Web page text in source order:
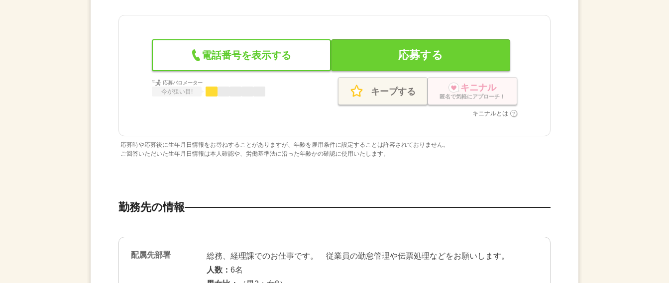
電話番号を表示する 応募する
応募バロメーター
今が狙い目! キープする キニナル
匿名で気軽にアプローチ！
キニナルとは
応募時や応募後に生年月日情報をお尋ねすることがありますが、年齢を雇用条件に設定することは許容されておりません。
ご回答いただいた生年月日情報は本人確認や、労働基準法に沿った年齢かの確認に使用いたします。
勤務先の情報
配属先部署
総務、経理課でのお仕事です。 従業員の勤怠管理や伝票処理などをお願いします。
人数： 6名